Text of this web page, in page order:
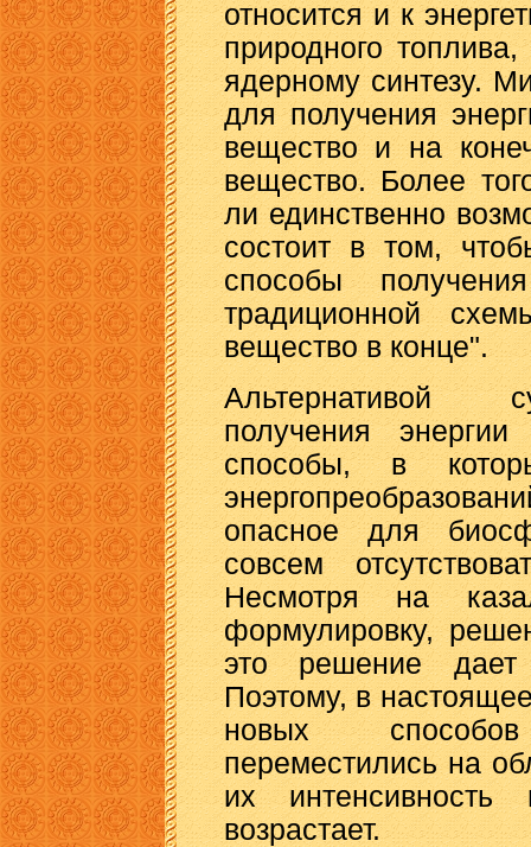
относится и к
природного
ядерному синтезу.
для получения
вещество и на
вещество. Более
ли единственно
состоит в том,
способы
традиционной
вещество в конце".
Альтернативой
получения
способы, в
опасное для
совсем
Несмотря на
формулировку,
это решение дает
Поэтому, в
новых
переместились на
их
возрастает.